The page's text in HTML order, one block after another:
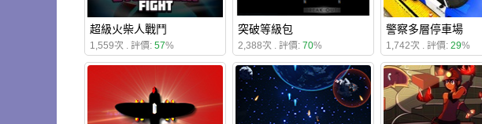
超級火柴人戰鬥
1,559次 . 評價: 57%
突破等級包
2,388次 . 評價: 70%
警察多層停車場
1,742次 . 評價: 29%